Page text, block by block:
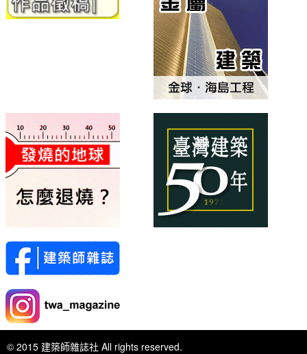
© 2015 建築師雜誌社 All rights reserved.